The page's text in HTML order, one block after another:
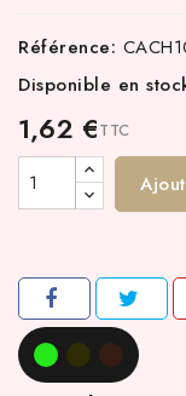
Référence:
Disponible en
1,62 €TTC